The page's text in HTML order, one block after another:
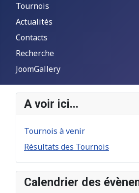
Tournois
Actualités
Contacts
Recherche
JoomGallery
A voir ici...
Tournois à venir
Résultats des Tournois
Calendrier des